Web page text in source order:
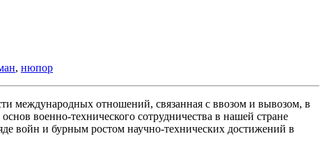
, нюпор
международных отношений, связанная с ввозом и вывозом, в
военно-технического сотрудничества в нашей стране
войн и бурным ростом научно-технических достижений в